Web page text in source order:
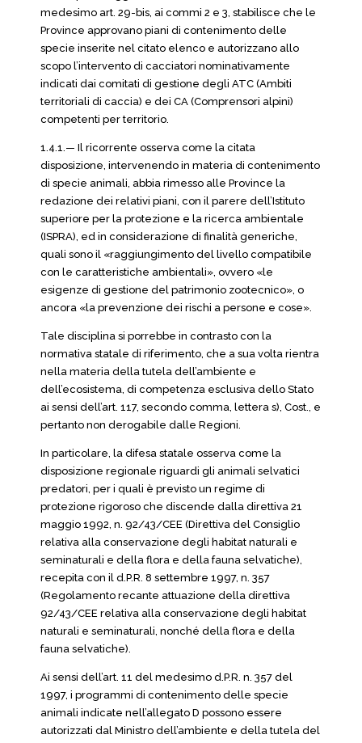
medesimo art. 29-bis, ai commi 2 e 3, stabilisce che le
Province approvano piani di contenimento delle
specie inserite nel citato elenco e autorizzano allo
scopo l’intervento di cacciatori nominativamente
indicati dai comitati di gestione degli ATC (Ambiti
territoriali di caccia) e dei CA (Comprensori alpini)
competenti per territorio.
1.4.1.— Il ricorrente osserva come la citata
disposizione, intervenendo in materia di contenimento
di specie animali, abbia rimesso alle Province la
redazione dei relativi piani, con il parere dell’Istituto
superiore per la protezione e la ricerca ambientale
(ISPRA), ed in considerazione di finalità generiche,
quali sono il «raggiungimento del livello compatibile
con le caratteristiche ambientali», ovvero «le
esigenze di gestione del patrimonio zootecnico», o
ancora «la prevenzione dei rischi a persone e cose».
Tale disciplina si porrebbe in contrasto con la
normativa statale di riferimento, che a sua volta rientra
nella materia della tutela dell’ambiente e
dell’ecosistema, di competenza esclusiva dello Stato
ai sensi dell’art. 117, secondo comma, lettera s), Cost., e
pertanto non derogabile dalle Regioni.
In particolare, la difesa statale osserva come la
disposizione regionale riguardi gli animali selvatici
predatori, per i quali è previsto un regime di
protezione rigoroso che discende dalla direttiva 21
maggio 1992, n. 92/43/CEE (Direttiva del Consiglio
relativa alla conservazione degli habitat naturali e
seminaturali e della flora e della fauna selvatiche),
recepita con il d.P.R. 8 settembre 1997, n. 357
(Regolamento recante attuazione della direttiva
92/43/CEE relativa alla conservazione degli habitat
naturali e seminaturali, nonché della flora e della
fauna selvatiche).
Ai sensi dell’art. 11 del medesimo d.P.R. n. 357 del
1997, i programmi di contenimento delle specie
animali indicate nell’allegato D possono essere
autorizzati dal Ministro dell’ambiente e della tutela del